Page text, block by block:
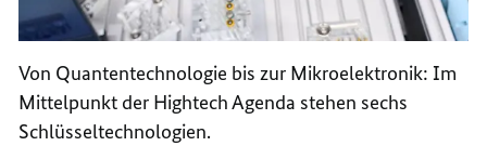
Von Quantentechnologie bis zur Mikroelektronik: Im
Mittelpunkt der HightechAgenda stehen sechs
Schlüsseltechnologien.